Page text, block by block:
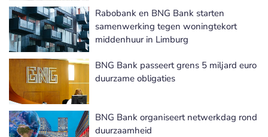
Rabobank en BNG Bank starten
samenwerking tegen woningtekort
middenhuur in Limburg
BNG Bank passeert grens 5 miljard euro
duurzame obligaties
BNG Bank organiseert netwerkdag rond
duurzaamheid